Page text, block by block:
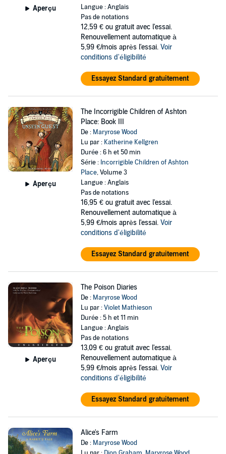
Aperçu
Langue : Anglais
Pas de notations
12,59 € ou gratuit avec l'essai.
Renouvellement automatique à
5,99 €/mois après l'essai. Voir
conditions d'éligibilité
Essayez Standard gratuitement
Aperçu
The Incorrigible Children of Ashton
Place: Book III
De : Maryrose Wood
Lu par : Katherine Kellgren
Durée : 6 h et 50 min
Série : Incorrigible Children of Ashton
Place, Volume 3
Langue : Anglais
Pas de notations
16,95 € ou gratuit avec l'essai.
Renouvellement automatique à
5,99 €/mois après l'essai. Voir
conditions d'éligibilité
Essayez Standard gratuitement
Aperçu
The Poison Diaries
De : Maryrose Wood
Lu par :Violet Mathieson
Durée : 5 h et 11 min
Langue : Anglais
Pas de notations
13,09 € ou gratuit avec l'essai.
Renouvellement automatique à
5,99 €/mois après l'essai. Voir
conditions d'éligibilité
Essayez Standard gratuitement
Alice's Farm
De : Maryrose Wood